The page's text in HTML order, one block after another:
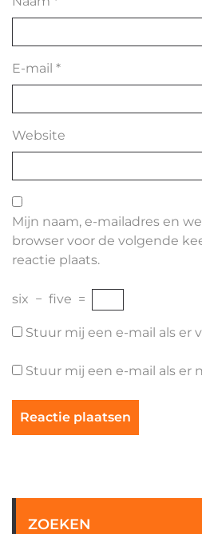
E-mail *
Website
Mijn naam, e-mailadres en
browser voor de volgende
reactie plaats.
six − five =
Stuur mij een e-mail als er
Stuur mij een e-mail als er
ZOEKEN